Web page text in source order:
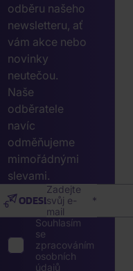
odběru našeho
newsletteru, ať
vám akce nebo
novinky
neutečou.
Naše
odběratele
navíc
odměňujeme
mimořádnými
slevami.
Zadejte
svůj e-
mail
ODESLAT
Souhlasím
se
zpracováním
osobních
údajů